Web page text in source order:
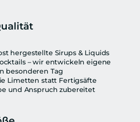
hergestellte Sirups & Liquids
– wir entwickeln eigene
besonderen Tag
Limetten statt Fertigsäfte
und Anspruch zubereitet